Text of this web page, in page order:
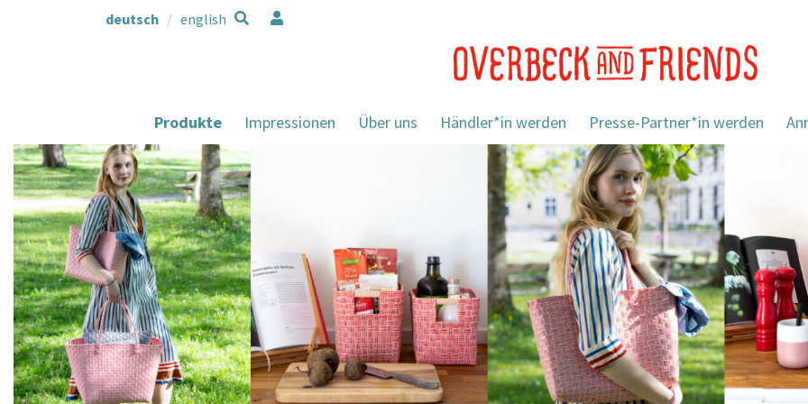
deutsch english
Produkte Impressionen Über uns Händler*in werden Presse-Partner*in werden